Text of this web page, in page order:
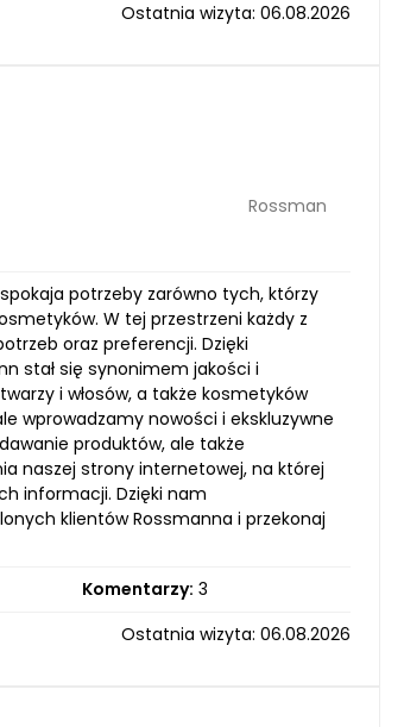
Ostatnia wizyta: 06.08.2026
Rossman
potrzeby zarówno tych, którzy
W tej przestrzeni każdy z
oraz preferencji. Dzięki
stał się synonimem jakości i
i włosów, a także kosmetyków
wprowadzamy nowości i ekskluzywne
produktów, ale także
naszej strony internetowej, na której
informacji. Dzięki nam
klientów Rossmanna i przekonaj
Komentarzy: 3
Ostatnia wizyta: 06.08.2026